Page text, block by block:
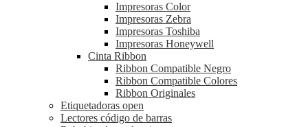
Impresoras Color
Impresoras Zebra
Impresoras Toshiba
Impresoras Honeywell
Cinta Ribbon
Ribbon Compatible Negro
Ribbon Compatible Colores
Ribbon Originales
Etiquetadoras open
Lectores código de barras